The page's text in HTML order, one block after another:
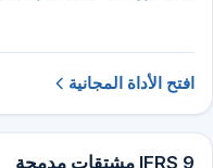
افتح الأداة المجانية
IFRS 9 مشتقات مدمجة